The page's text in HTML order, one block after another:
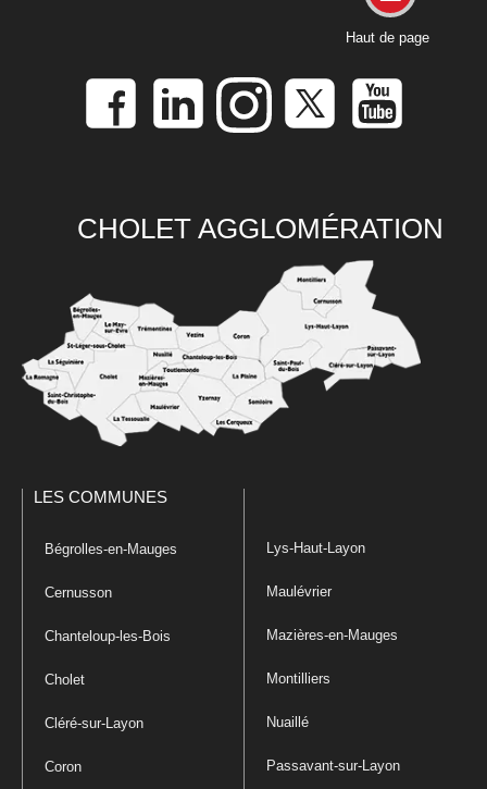
Haut de page
CHOLET AGGLOMÉRATION
LES COMMUNES
Bégrolles-en-Mauges
Cernusson
Chanteloup-les-Bois
Cholet
Cléré-sur-Layon
Coron
Lys-Haut-Layon
Maulévrier
Mazières-en-Mauges
Montilliers
Nuaillé
Passavant-sur-Layon